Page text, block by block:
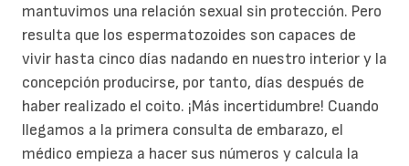
mantuvimos una relación sexual sin protección. Pero
resulta que los espermatozoides son capaces de
vivir hasta cinco días nadando en nuestro interior y la
concepción producirse, por tanto, días después de
haber realizado el coito. ¡Más incertidumbre! Cuando
llegamos a la primera consulta de embarazo, el
médico empieza a hacer sus números y calcula la